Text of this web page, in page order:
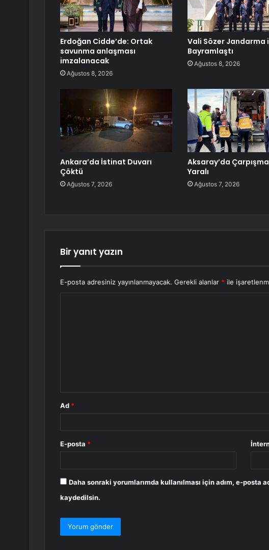
Erdoğan Cidde’de: Ortak
savunma anlaşması
imzalanacak
Ağustos 8, 2026
Vali Sözer Jandarma
Bayramlaştı
Ağustos 8, 2026
Ankara’da İstinat Duvarı
Çöktü
Ağustos 7, 2026
Aksaray’da
Yaralı
Ağustos 7, 2026
Bir yanıt yazın
E-posta adresiniz yayınlanmayacak. Gerekli alanlar * ile
Ad *
E-posta *
Daha sonraki yorumlarımda kullanılması için adım, e-posta
kaydedilsin.